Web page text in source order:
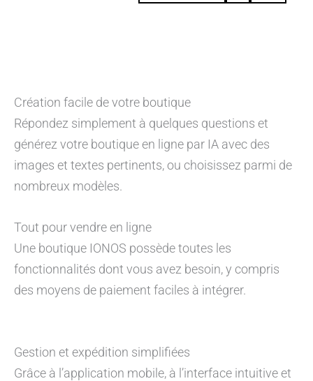
Création facile de votre boutique
Répondez simplement à quelques questions et
générez votre boutique en ligne par IA avec des
images et textes pertinents, ou choisissez parmi de
nombreux modèles.
Tout pour vendre en ligne
Une boutique IONOS possède toutes les
fonctionnalités dont vous avez besoin, y compris
des moyens de paiement faciles à intégrer.
Gestion et expédition simplifiées
Grâce à l’application mobile, à l’interface intuitive et